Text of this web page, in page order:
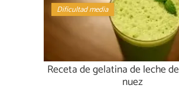
Dificultad media
Receta de gelatina de leche
nuez